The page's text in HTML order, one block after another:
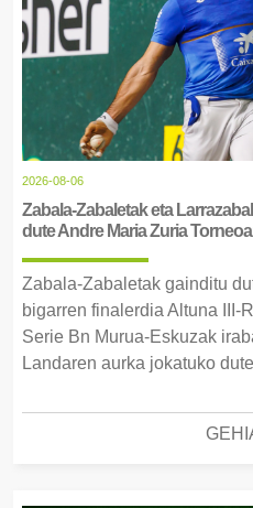
2026-08-06
Zabala-Zabaletak eta
dute Andre Maria Zuria
Zabala-Zabaletak gainditu
bigarren finalerdia Altuna III-
Serie Bn Murua-Eskuzak
Landaren aurka jokatuko